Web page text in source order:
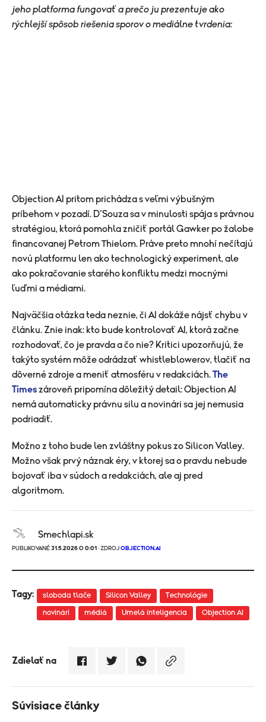
jeho platforma fungovať a prečo ju prezentuje ako
rýchlejší spôsob riešenia sporov o mediálne tvrdenia:
Objection AI pritom prichádza s veľmi výbušným
príbehom v pozadí. D’Souza sa v minulosti spája s právnou
stratégiou, ktorá pomohla zničiť portál Gawker po žalobe
financovanej Petrom Thielom. Práve preto mnohí nečítajú
novú platformu len ako technologický experiment, ale
ako pokračovanie starého konfliktu medzi mocnými
ľuďmi a médiami.
Najväčšia otázka teda neznie, či AI dokáže nájsť chybu v
článku. Znie inak: kto bude kontrolovať AI, ktorá začne
rozhodovať, čo je pravda a čo nie? Kritici upozorňujú, že
takýto systém môže odrádzať whistleblowerov, tlačiť na
dôverné zdroje a meniť atmosféru v redakciách.The
Timeszároveň pripomína dôležitý detail: Objection AI
nemá automaticky právnu silu a novinári sa jej nemusia
podriadiť.
Možno z toho bude len zvláštny pokus zo Silicon Valley.
Možno však prvý náznak éry, v ktorej sa o pravdu nebude
bojovať iba v súdoch a redakciách, ale aj pred
algoritmom.
Smechlapi.sk
PUBLIKOVANÉ 31.5.2026 O 0:01 · ZDROJ OBJECTION.AI
Tagy: sloboda tlače Silicon Valley Technológie
novinári médiá Umelá inteligencia Objection AI
Zdielať na
Súvisiace články